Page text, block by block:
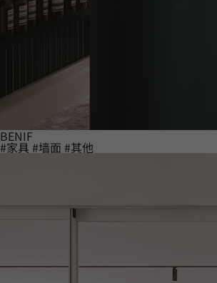
BENIF
#家具 #墙面 #其他